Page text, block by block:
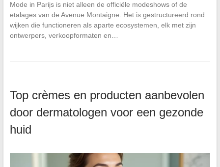
Mode in Parijs is niet alleen de officiële modeshows of de
etalages van de Avenue Montaigne. Het is gestructureerd rond
wijken die functioneren als aparte ecosystemen, elk met zijn
ontwerpers, verkoopformaten en…
Top crèmes en producten aanbevolen
door dermatologen voor een gezonde
huid